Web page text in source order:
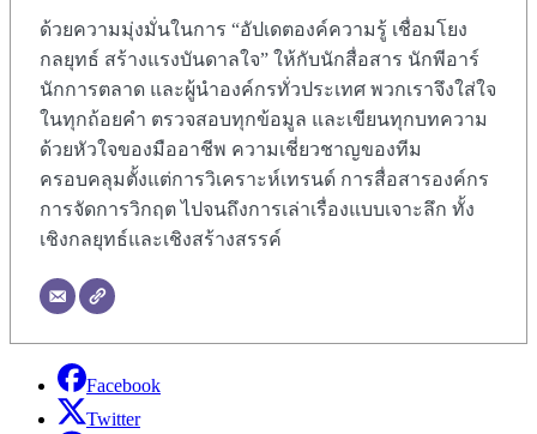
ด้วยความมุ่งมั่นในการ “อัปเดตองค์ความรู้ เชื่อมโยง
กลยุทธ์ สร้างแรงบันดาลใจ” ให้กับนักสื่อสาร นักพีอาร์
นักการตลาด และผู้นำองค์กรทั่วประเทศ พวกเราจึงใส่ใจ
ในทุกถ้อยคำ ตรวจสอบทุกข้อมูล และเขียนทุกบทความ
ด้วยหัวใจของมืออาชีพ ความเชี่ยวชาญของทีม
ครอบคลุมตั้งแต่การวิเคราะห์เทรนด์ การสื่อสารองค์กร
การจัดการวิกฤต ไปจนถึงการเล่าเรื่องแบบเจาะลึก ทั้ง
เชิงกลยุทธ์และเชิงสร้างสรรค์
Facebook
Twitter